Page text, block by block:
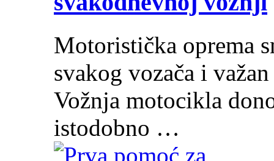
Motoristička oprema
svakog vozača i
Vožnja motocikla
istodobno …